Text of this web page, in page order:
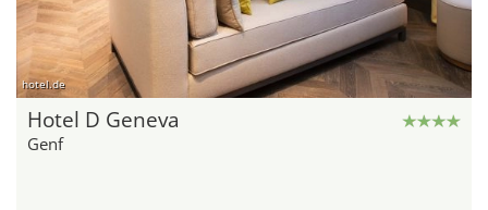
hotel.de
Hotel D Geneva
Genf